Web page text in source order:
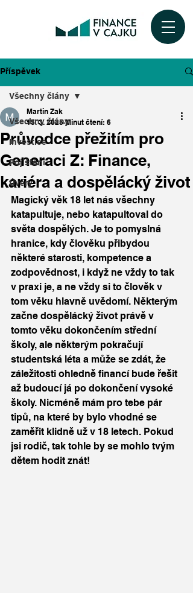
Příspěvek
Všechny člány
Investice
Pojištění
Úvěry
Všechny člány
Průvodce přežitím pro
Generaci Z: Finance,
kariéra a dospělácký život
Martin Zak
15. 3. 2025 Minut čtení: 6
Magický věk 18 let nás všechny
katapultuje, nebo katapultoval do
světa dospělých. Je to pomyslná
hranice, kdy člověku přibydou
některé starosti, kompetence a
zodpovědnost, i když ne vždy to tak
v praxi je, a ne vždy si to člověk v
tom věku hlavně uvědomí. Některým
začne dospělácký život právě v
tomto věku dokončením střední
školy, ale některým pokračují
studentská léta a může se zdát, že
záležitosti ohledně financí bude řešit
až budoucí já po dokončení vysoké
školy. Nicméně mám pro tebe pár
tipů, na které by bylo vhodné se
zaměřit klidně už v 18 letech. Pokud
jsi rodič, tak tohle by se mohlo tvým
dětem hodit znát!